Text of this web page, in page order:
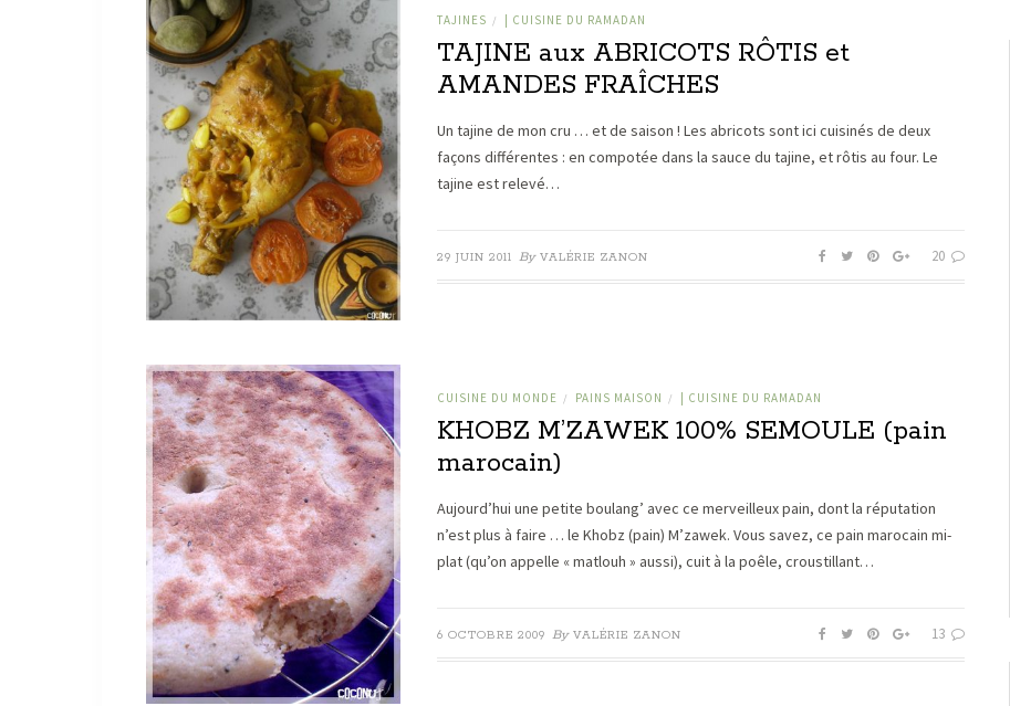
TAJINES / | CUISINE DU RAMADAN
TAJINE aux ABRICOTS RÔTIS et
AMANDES FRAÎCHES
Un tajine de mon cru … et de saison ! Les abricots sont ici cuisinés de deux
façons différentes : en compotée dans la sauce du tajine, et rôtis au four. Le
tajine est relevé…
29 JUIN 2011 By VALÉRIE ZANON 20
CUISINE DU MONDE / PAINS MAISON / | CUISINE DU RAMADAN
KHOBZ M’ZAWEK 100% SEMOULE (pain
marocain)
Aujourd’hui une petite boulang’ avec ce merveilleux pain, dont la réputation
n’est plus à faire … le Khobz (pain) M’zawek. Vous savez, ce pain marocain mi-
plat (qu’on appelle « matlouh » aussi), cuit à la poêle, croustillant…
6 OCTOBRE 2009 By VALÉRIE ZANON 13